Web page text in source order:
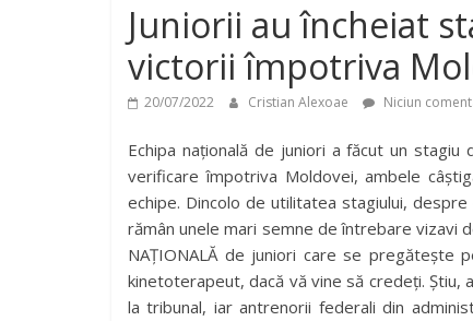
Juniorii au încheiat
victorii împotriva
20/07/2022 Cristian Alexoae Niciun
Echipa națională de juniori a făcut un
verificare împotriva Moldovei, ambele
echipe. Dincolo de utilitatea stagiului,
rămân unele mari semne de întrebare vizavi
NAȚIONALĂ de juniori care se pregătește
kinetoterapeut, dacă vă vine să credeți. Știu,
la tribunal, iar antrenorii federali din